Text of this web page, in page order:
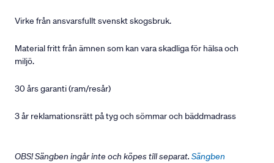
Virke från ansvarsfullt svenskt skogsbruk.
Material fritt från ämnen som kan vara skadliga för hälsa och
miljö.
30 års garanti (ram/resår)
3 år reklamationsrätt på tyg och sömmar och bäddmadrass
OBS! Sängben ingår inte och köpes till separat. Sängben